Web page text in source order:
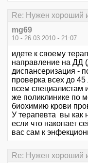
Re: Нужен хороший
mg69
10 - 26.03.2010 - 21:07
идете к своему
направление на ДД
диспансеризация -
проверка всех до
всем специалистам
же поликлинике по
биохимию крови
У терапевта вы как
если что накопает
вас сам к
Re: Нужен хороший